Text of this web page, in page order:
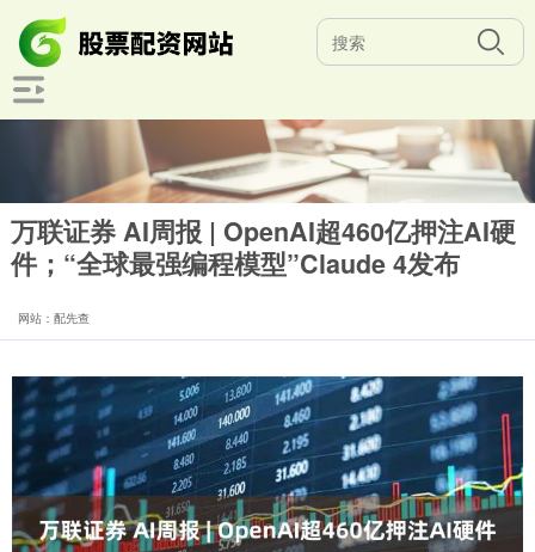
万联证券 AI周报 | OpenAI超460亿押注AI硬
件；“全球最强编程模型”Claude 4发布
网站：配先查